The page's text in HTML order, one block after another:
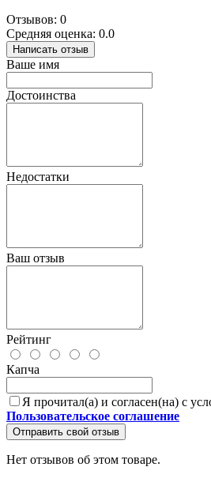
Отзывов: 0
Средняя оценка: 0.0
Написать отзыв
Ваше имя
Достоинства
Недостатки
Ваш отзыв
Рейтинг
Капча
Я прочитал(а) и согласен(на) с
Пользовательское соглашение
Отправить свой отзыв
Нет отзывов об этом товаре.